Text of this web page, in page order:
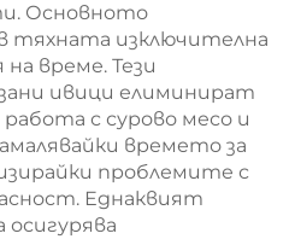
Основното
тяхната изключителна
време. Тези
ивици елиминират
с сурово месо и
времето за
проблемите с
Еднаквият
осигурява